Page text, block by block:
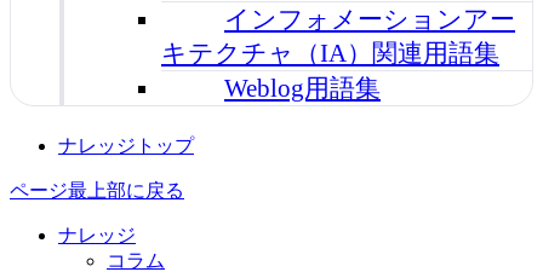
インフォメーションアー
キテクチャ（IA）関連用語集
Weblog用語集
ナレッジトップ
ページ最上部に戻る
ナレッジ
コラム